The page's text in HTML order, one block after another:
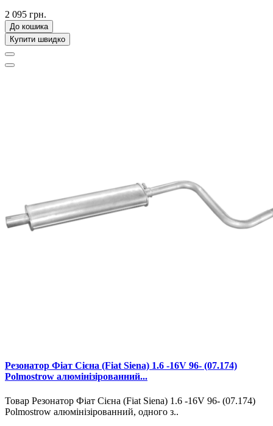
2 095 грн.
До кошика
Купити швидко
Резонатор Фіат Сієна (Fiat Siena) 1.6 -16V 96- (07.174)
Polmostrow алюмінізірованний...
Товар Резонатор Фіат Сієна (Fiat Siena) 1.6 -16V 96- (07.174)
Polmostrow алюмінізірованний, одного з..